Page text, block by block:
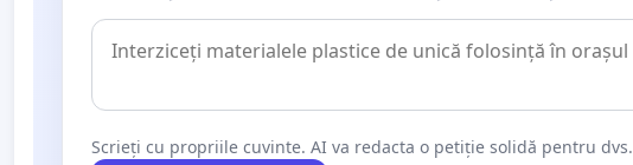
Scrieți cu propriile cuvinte. AI va redacta o petiție solidă pentru dvs.